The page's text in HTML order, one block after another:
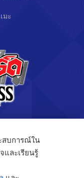
มะ
ำกัด
นสูง กรุงเทพฯ 10250
สบการณ์ใน
และเรียนรู้